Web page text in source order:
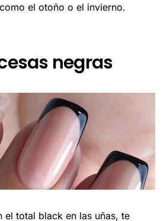
el otoño o el invierno.
negras
el total black en las uñas, te